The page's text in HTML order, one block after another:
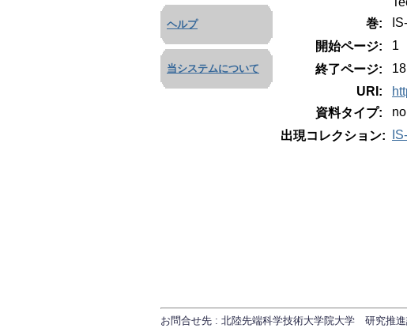
ヘルプ
当システムについて
巻:
開始ページ:
1
終了ページ:
18
URI:
資料タイプ:
出現コレクション:
お問合せ先 : 北陸先端科学技術大学院大学 研究推